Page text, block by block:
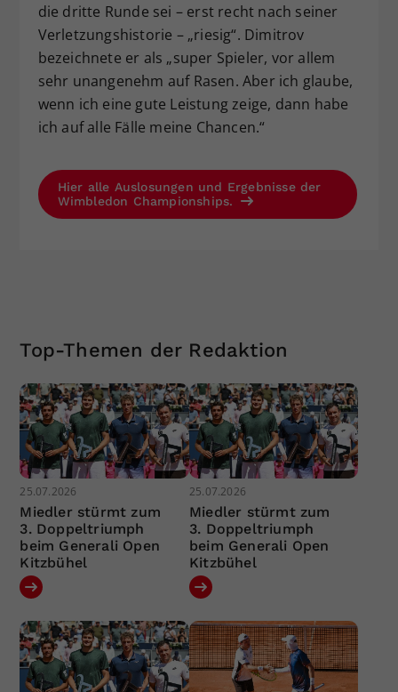
die dritte Runde sei – erst recht nach seiner
Verletzungshistorie – „riesig“. Dimitrov
bezeichnete er als „super Spieler, vor allem
sehr unangenehm auf Rasen. Aber ich glaube,
wenn ich eine gute Leistung zeige, dann habe
ich auf alle Fälle meine Chancen.“
Hier alle Auslosungen und Ergebnisse der
Wimbledon Championships.
Top-Themen der Redaktion
25.07.2026
Miedler stürmt zum
3. Doppeltriumph
beim Generali Open
Kitzbühel
25.07.2026
Miedler stürmt zum
3. Doppeltriumph
beim Generali Open
Kitzbühel